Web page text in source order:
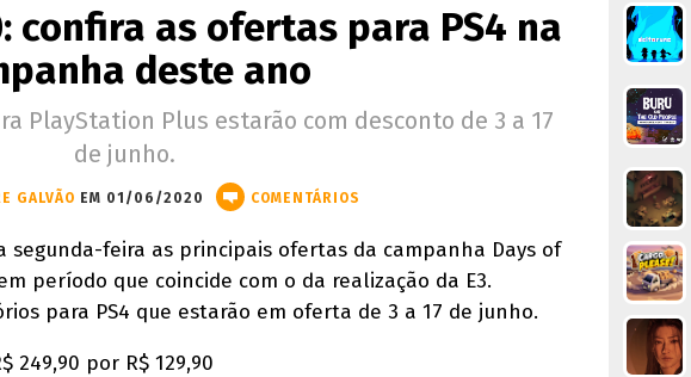
confira as ofertas para PS4 na
deste ano
PlayStation Plus estarão com desconto de 3 a 17
de junho.
GALVÃO EM 01/06/2020 COMENTÁRIOS
segunda-feira as principais ofertas da campanha Days of
período que coincide com o da realização da E3.
para PS4 que estarão em oferta de 3 a 17 de junho.
249,90 por R$ 129,90